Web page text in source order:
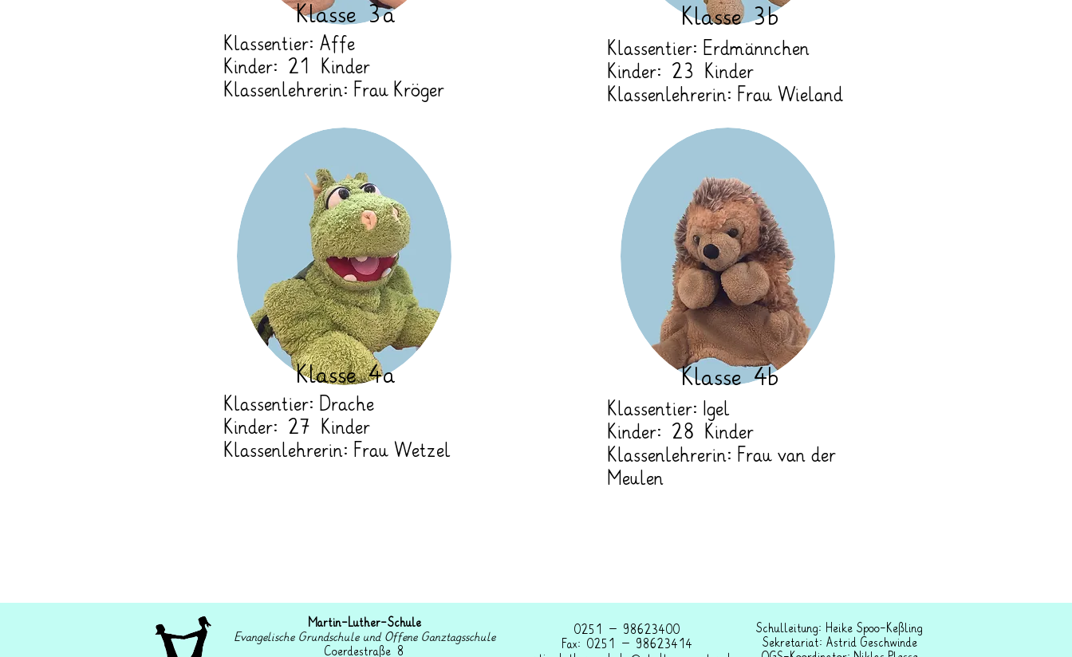
Klasse 3a
Klassentier: Affe
Kinder: 21 Kinder
Klassenlehrerin: Frau Kröger
Klasse 3b
Klassentier: Erdmännchen
Kinder: 23 Kinder
Klassenlehrerin: Frau Wieland
Klasse 4a
Klassentier: Drache
Kinder: 27 Kinder
Klassenlehrerin: Frau Wetzel
Klasse 4b
Klassentier: Igel
Kinder: 28 Kinder
Klassenlehrerin: Frau van der
Meulen
Martin-Luther-Schule
Evangelische Grundschule und Offene Ganztagsschule
Coerdestraße 8
0251 – 98623400
Fax: 0251 – 98623414
Schulleitung: Heike Spoo-Keßling
Sekretariat: Astrid Geschwinde